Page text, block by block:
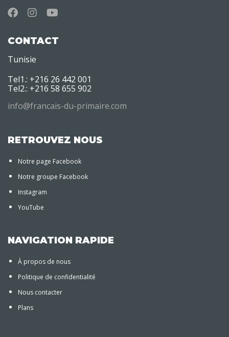
CONTACT
Tunisie
Tel1.: +216 26 442 001
Tel2.: +216 58 655 902
info@francais-du-primaire.com
RETROUVEZ NOUS
Notre page Facebook
Notre groupe Facebook
Instagram
YouTube
NAVIGATION RAPIDE
À propos de nous
Politique de confidentialité
Nous contacter
Plans